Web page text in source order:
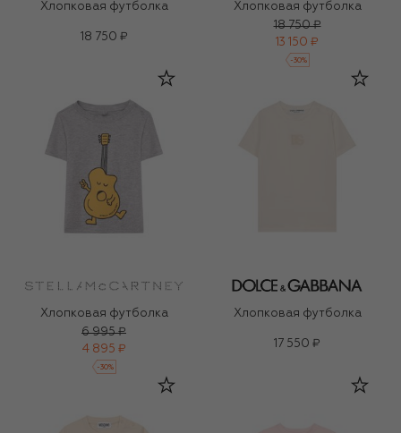
Хлопковая футболка
18 750 ₽
Хлопковая футболка
18 750 ₽
13 150 ₽
-30%
Хлопковая футболка
6 995 ₽
4 895 ₽
-30%
Хлопковая футболка
17 550 ₽